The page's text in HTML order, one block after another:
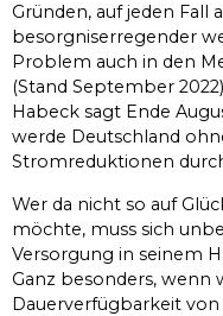
Gründen, auf jeden Fall
besorgniserregender
Problem auch in den
(Stand September
Habeck sagt Ende
werde Deutschland
Stromreduktionen
Wer da nicht so auf
möchte, muss sich
Versorgung in seinem
Ganz besonders, wenn
Dauerverfügbarkeit